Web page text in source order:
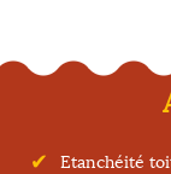
Etanchéité